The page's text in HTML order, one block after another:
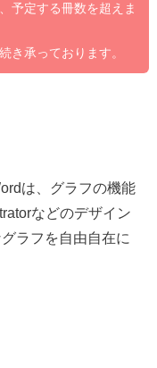
予定する冊数を超えま
き承っております。
は、グラフの機能
などのデザイン
ラフを自由自在に